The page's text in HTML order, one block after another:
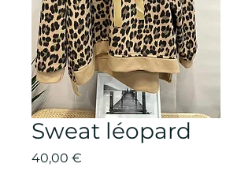
Sweat léopard
40,00 €